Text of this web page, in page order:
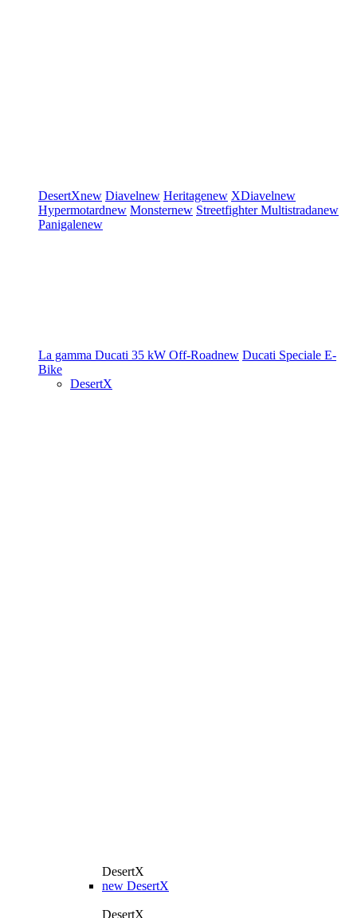
DesertXnew Diavelnew Heritagenew XDiavelnew
Hypermotardnew Monsternew StreetfighterMultistradanew
Panigalenew
La gamma Ducati 35 kW Off-Roadnew Ducati Speciale E-
Bike
DesertX
DesertX
new DesertX
DesertX